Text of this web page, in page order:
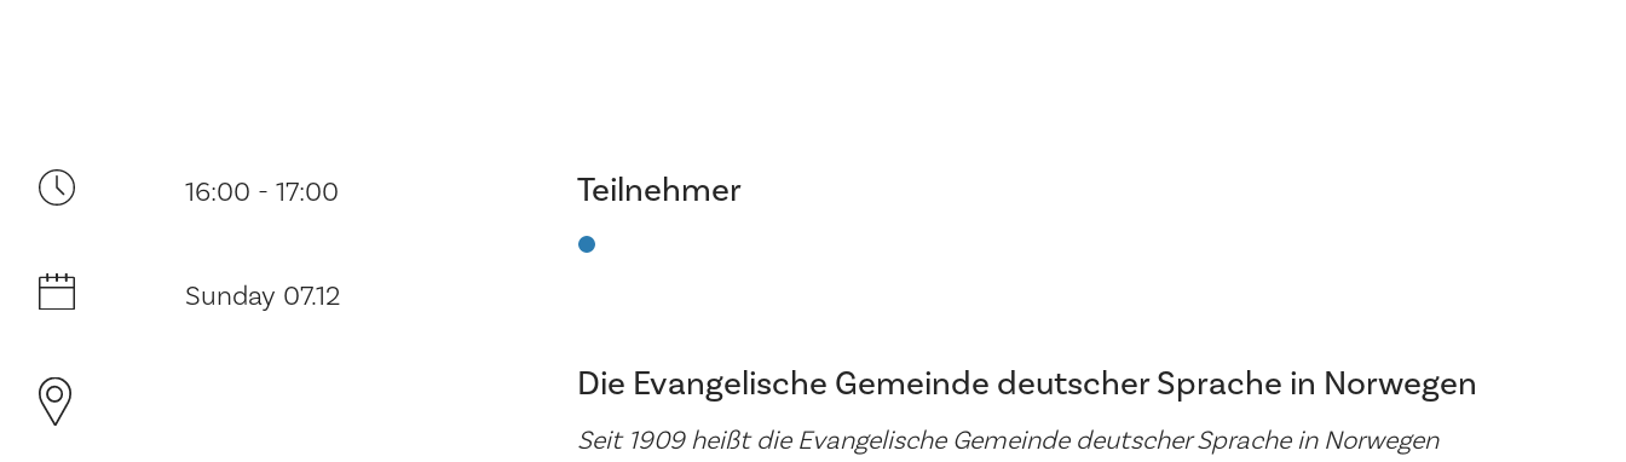
16:00 - 17:00
Sunday 07.12
Teilnehmer
Die Evangelische Gemeinde deutscher Sprache in Norwegen
Seit 1909 heißt die Evangelische Gemeinde deutscher Sprache in Norwegen